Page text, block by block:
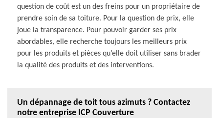
question de coût est un des freins pour un propriétaire de
prendre soin de sa toiture. Pour la question de prix, elle
joue la transparence. Pour pouvoir garder ses prix
abordables, elle recherche toujours les meilleurs prix
pour les produits et pièces qu’elle doit utiliser sans brader
la qualité des produits et des interventions.
Un dépannage de toit tous azimuts ? Contactez
notre entreprise ICP Couverture